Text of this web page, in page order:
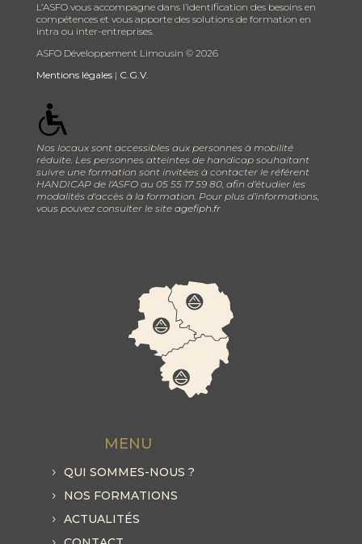
L’ASFO vous accompagne dans l’identification des besoins en
compétences et vous apporte des solutions de formation en
intra ou inter-entreprises.
ASFO Développement Limousin © 2026
Mentions légales| C.G.V.
Nos locaux sont accessibles aux personnes à mobilité
réduite. Les personnes atteintes de handicap souhaitant
suivre une formation sont invitées à contacter le référent
HANDICAP de l'ASFO au 05 55 17 59 80, afin d’étudier les
modalités d'accès à la formation. Pour plus d’informations,
vous pouvez consulter le site agefiph.fr
MENU
QUI SOMMES-NOUS ?
NOS FORMATIONS
ACTUALITÉS